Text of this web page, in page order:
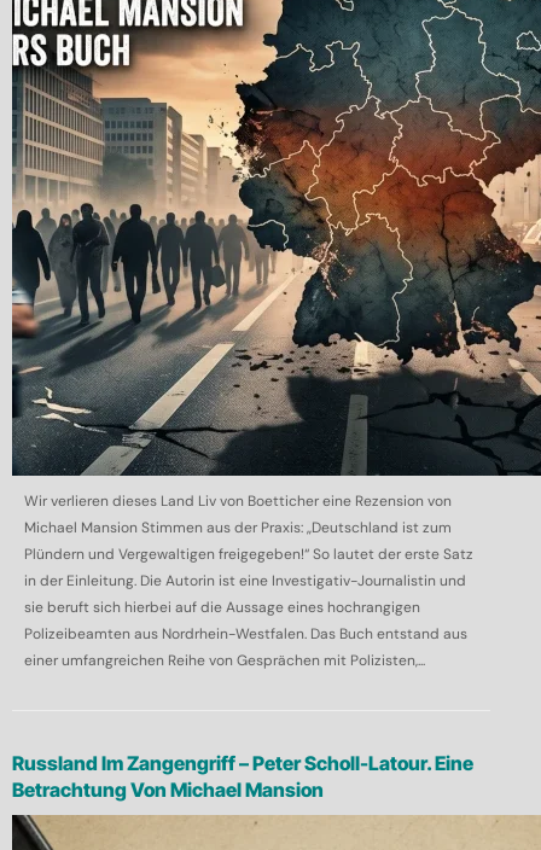
Wir verlieren dieses Land Liv von Boetticher eine Rezension von
Michael Mansion Stimmen aus der Praxis: „Deutschland ist zum
Plündern und Vergewaltigen freigegeben!“ So lautet der erste Satz
in der Einleitung. Die Autorin ist eine Investigativ-Journalistin und
sie beruft sich hierbei auf die Aussage eines hochrangigen
Polizeibeamten aus Nordrhein-Westfalen. Das Buch entstand aus
einer umfangreichen Reihe von Gesprächen mit Polizisten,...
Russland Im Zangengriff – Peter Scholl-Latour. Eine
Betrachtung Von Michael Mansion